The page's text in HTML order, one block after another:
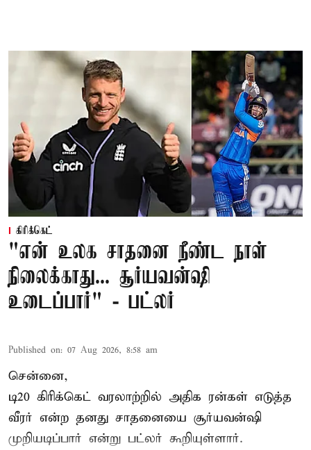
கிரிக்கெட்
"என் உலக சாதனை நீண்ட நாள்
நிலைக்காது... சூர்யவன்ஷி
உடைப்பார்" - பட்லர்
Published on: 07 Aug 2026, 8:58 am
சென்னை,
டி20 கிரிக்கெட் வரலாற்றில் அதிக ரன்கள் எடுத்த
வீரர் என்ற தனது சாதனையை சூர்யவன்ஷி
முறியடிப்பார் என்று பட்லர் கூறியுள்ளார்.